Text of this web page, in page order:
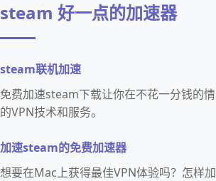
steam 好一点的加速器
steam联机加速
免费加速steam下载让你在不花一分钱的
的VPN技术和服务。
加速steam的免费加速器
想要在Mac上获得最佳VPN体验吗？怎样